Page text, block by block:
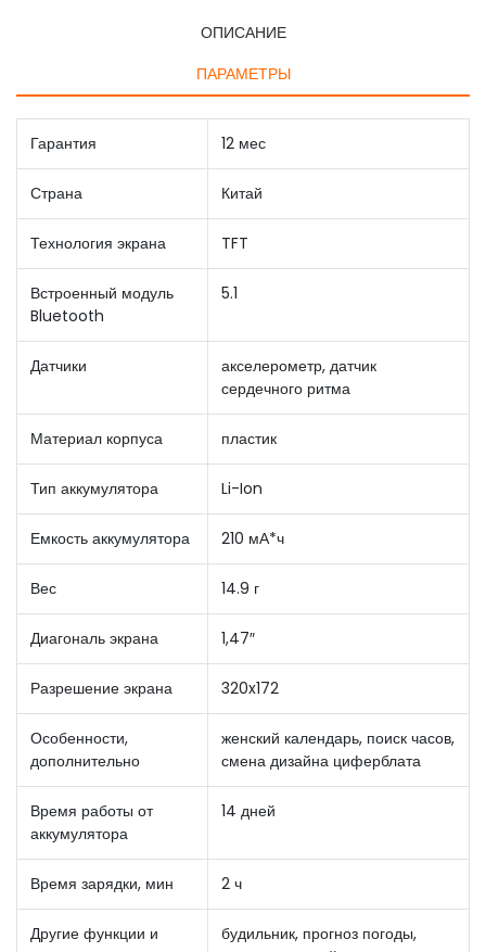
ОПИСАНИЕ
ПАРАМЕТРЫ
Гарантия 12 мес
Страна Китай
Технология экрана TFT
Встроенный модуль
Bluetooth
5.1
Датчики
акселерометр, датчик
сердечного ритма
Материал корпуса пластик
Тип аккумулятора Li-Ion
Емкость аккумулятора 210 мА*ч
Вес 14.9 г
Диагональ экрана 1,47″
Разрешение экрана 320x172
Особенности,
дополнительно
женский календарь, поиск часов,
смена дизайна циферблата
Время работы от
аккумулятора
14 дней
Время зарядки, мин 2 ч
Другие функции и
будильник, прогноз погоды,